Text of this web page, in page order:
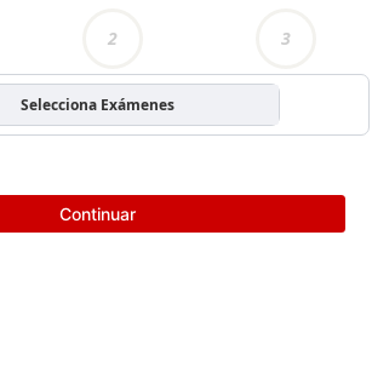
2 3
Selecciona Exámenes
Continuar